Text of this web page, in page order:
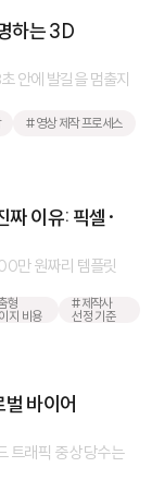
하는 3D
안에 발길을 멈출지
#영상 제작 프로세스
짜 이유: 픽셀·
만 원짜리 템플릿
형
지 비용
#제작사
선정 기준
바이어
트래픽 중 상당수는